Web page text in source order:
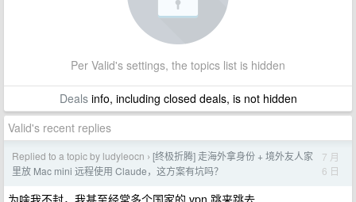
Per Valid's settings, the topics list is hidden
Dealsinfo, including closed deals, is not hidden
Valid's recent replies
Replied to a topic by ludyleocn › [终极折腾] 走海外拿身份 + 境外友人家
里放 Mac mini 远程使用 Claude，这方案有坑吗？
7 月
6 日
为啥我不封，我甚至经常多个国家的 vpn 跳来跳去